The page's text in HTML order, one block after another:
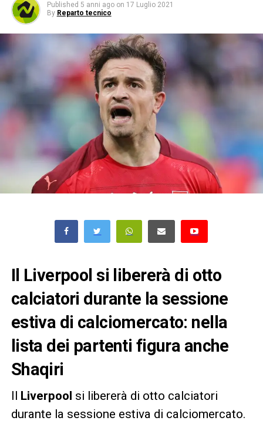
Published 5 anni ago on 17 Luglio 2021
By Reparto tecnico
Il Liverpool si libererà di otto
calciatori durante la sessione
estiva di calciomercato: nella
lista dei partenti figura anche
Shaqiri
Il Liverpool si libererà di otto calciatori
durante la sessione estiva di calciomercato.